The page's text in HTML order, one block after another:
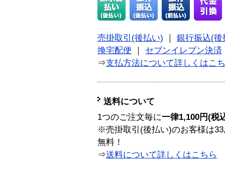
売掛取引(後払い)
銀行振込(後
換宅配便
セブンイレブン決済
⇒支払方法について詳しくはこ
送料について
1つのご注文毎に一律1,100円(税
※売掛取引(後払い)のお客様は
無料！
⇒送料について詳しくはこちら